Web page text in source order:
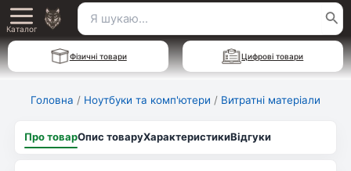
Перейти
до
вмісту
Main
Menu
Каталог
Пошук
для:
Фізичні товари Цифрові товари
Головна / Ноутбуки та комп'ютери / Витратні матеріали
Про товарОпис товаруХарактеристикиВідгуки